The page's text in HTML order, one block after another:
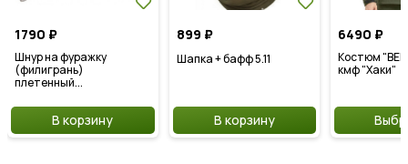
1790 ₽
Шнур на фуражку
(филигрань)
плетенный...
В корзину
899 ₽
Шапка + бафф 5.11
В корзину
6490 ₽
Костюм
кмф "Хаки"